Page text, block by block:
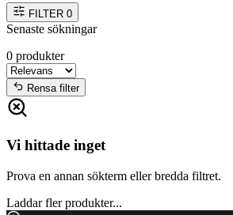
FILTER 0
Senaste sökningar
0 produkter
Rensa filter
Vi hittade inget
Prova en annan sökterm eller bredda filtret.
Laddar fler produkter...